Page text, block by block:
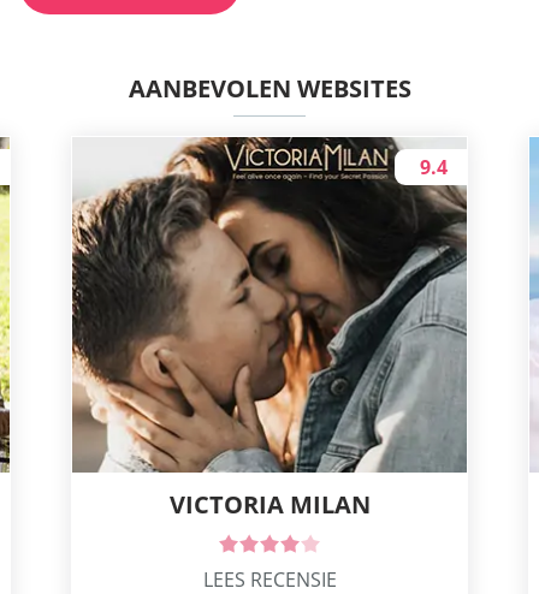
AANBEVOLEN WEBSITES
VICTORIA MILAN
9.4
LEES RECENSIE